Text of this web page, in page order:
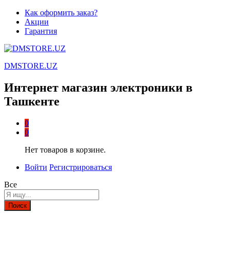
Как оформить заказ?
Акции
Гарантия
DMSTORE.UZ
Интернет магазин электроники в
Ташкенте
0
0
Нет товаров в корзине.
Войти Регистрироваться
Все
Поиск